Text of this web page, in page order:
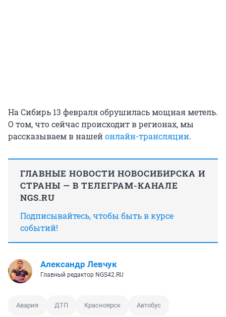
На Сибирь 13 февраля обрушилась мощная метель.
О том, что сейчас происходит в регионах, мы
рассказываем в нашейонлайн-трансляции.
ГЛАВНЫЕ НОВОСТИ НОВОСИБИРСКА И
СТРАНЫ — В ТЕЛЕГРАМ-КАНАЛЕ
NGS.RU
Подписывайтесь, чтобы быть в курсе
событий!
Александр Левчук
Главный редактор NGS42.RU
Авария ДТП Красноярск Автобус